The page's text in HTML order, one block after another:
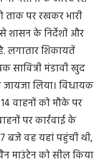
ताक पर रखकर भारी
शासन के निर्देशों और
लगातार शिकायतें
सावित्री मंडावी खुद
जायजा लिया। विधायक
वाहनों को मौके पर
पर कार्रवाई के
बजे वह यहां पहुंची थी,
माउंटेन को सील किया